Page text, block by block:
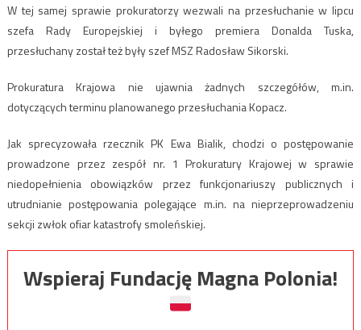
W tej samej sprawie prokuratorzy wezwali na przesłuchanie w lipcu
szefa Rady Europejskiej i byłego premiera Donalda Tuska,
przesłuchany został też były szef MSZ Radosław Sikorski.
Prokuratura Krajowa nie ujawnia żadnych szczegółów, m.in.
dotyczących terminu planowanego przesłuchania Kopacz.
Jak sprecyzowała rzecznik PK Ewa Bialik, chodzi o postępowanie
prowadzone przez zespół nr. 1 Prokuratury Krajowej w sprawie
niedopełnienia obowiązków przez funkcjonariuszy publicznych i
utrudnianie postępowania polegające m.in. na nieprzeprowadzeniu
sekcji zwłok ofiar katastrofy smoleńskiej.
Wspieraj Fundację Magna Polonia!